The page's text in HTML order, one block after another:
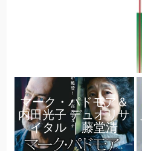
マーク・パドモア＆
内田光子 デュオリサ
イタル ｜藤堂清